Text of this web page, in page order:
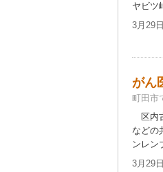
ヤビツ
3月29日
がん
町田市
区内
などの
ンレン
3月29日